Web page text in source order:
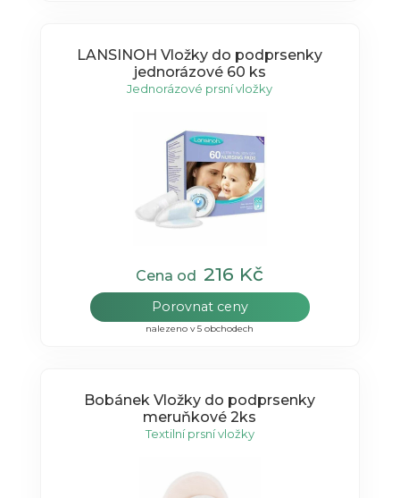
LANSINOH Vložky do podprsenky
jednorázové 60 ks
Jednorázové prsní vložky
Cena od216 Kč
Porovnat ceny
nalezeno v 5 obchodech
Bobánek Vložky do podprsenky
meruňkové 2ks
Textilní prsní vložky